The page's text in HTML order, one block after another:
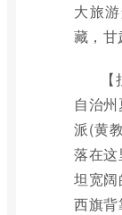
大旅
藏，甘
自治
派(黄
落在
坦宽
西旗